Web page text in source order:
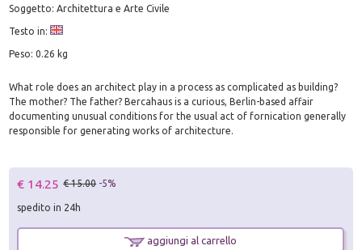
Soggetto: Architettura e Arte Civile
Testo in:
Peso: 0.26 kg
What role does an architect play in a process as complicated as building?
The mother? The father? Bercahaus is a curious, Berlin-based affair
documenting unusual conditions for the usual act of fornication generally
responsible for generating works of architecture.
€ 14.25 € 15.00 -5%
spedito in 24h
aggiungi al carrello